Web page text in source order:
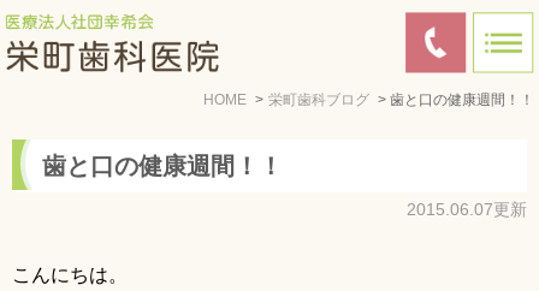
HOME 栄町歯科ブログ 歯と口の健康週間！！
歯と口の健康週間！！
2015.06.07更新
こんにちは。